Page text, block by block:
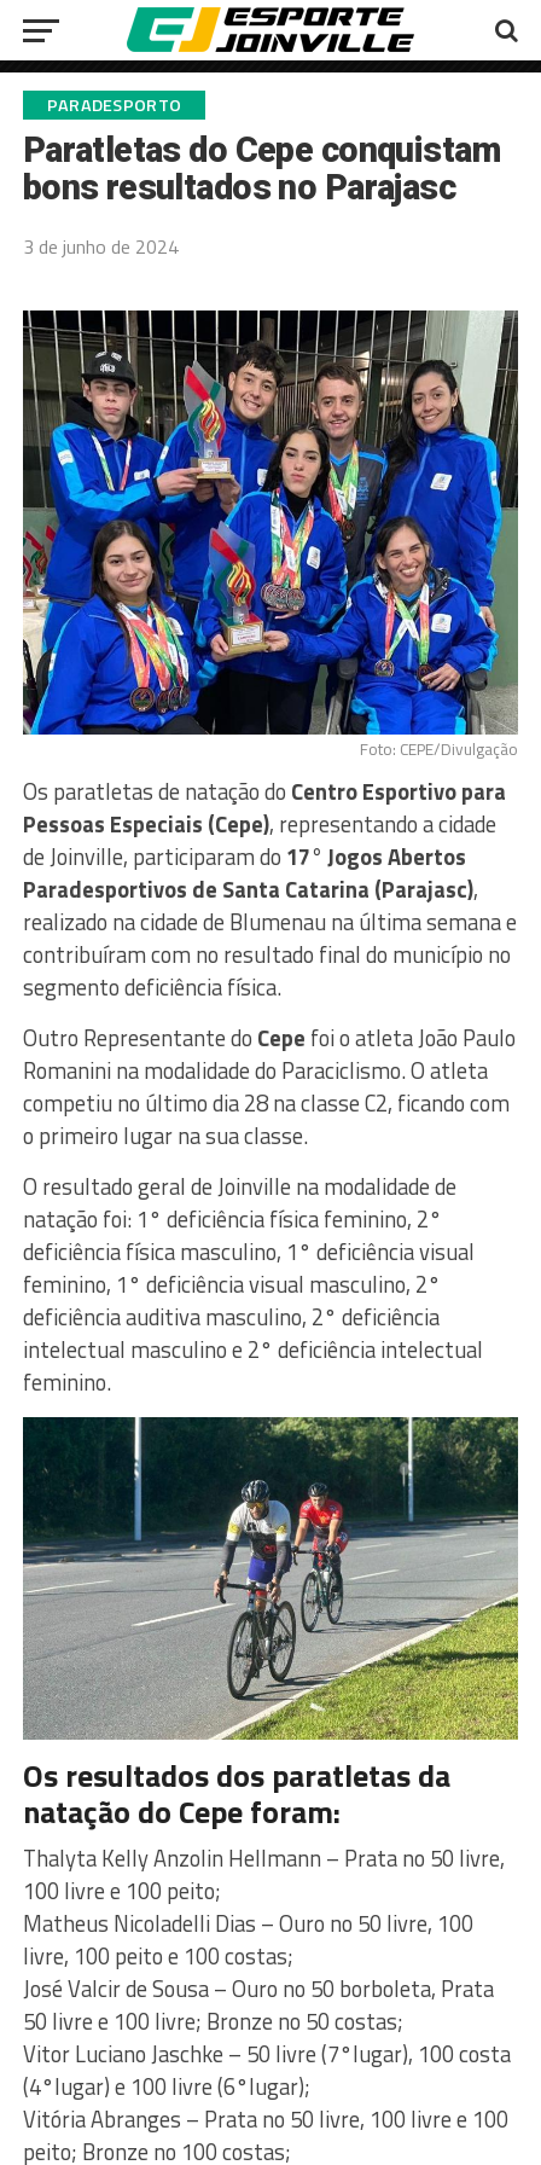
PARADESPORTO
Paratletas do Cepe conquistam
bons resultados no Parajasc
3 de junho de 2024
Foto: CEPE/Divulgação
Os paratletas de natação do Centro Esportivo para
Pessoas Especiais (Cepe), representando a cidade
de Joinville, participaram do 17° Jogos Abertos
Paradesportivos de Santa Catarina (Parajasc),
realizado na cidade de Blumenau na última semana e
contribuíram com no resultado final do município no
segmento deficiência física.
Outro Representante do Cepe foi o atleta João Paulo
Romanini na modalidade do Paraciclismo. O atleta
competiu no último dia 28 na classe C2, ficando com
o primeiro lugar na sua classe.
O resultado geral de Joinville na modalidade de
natação foi: 1° deficiência física feminino, 2°
deficiência física masculino, 1° deficiência visual
feminino, 1° deficiência visual masculino, 2°
deficiência auditiva masculino, 2° deficiência
intelectual masculino e 2° deficiência intelectual
feminino.
Os resultados dos paratletas da
natação do Cepe foram:
Thalyta Kelly Anzolin Hellmann – Prata no 50 livre,
100 livre e 100 peito;
Matheus Nicoladelli Dias – Ouro no 50 livre, 100
livre, 100 peito e 100 costas;
José Valcir de Sousa – Ouro no 50 borboleta, Prata
50 livre e 100 livre; Bronze no 50 costas;
Vitor Luciano Jaschke – 50 livre (7°lugar), 100 costa
(4°lugar) e 100 livre (6°lugar);
Vitória Abranges – Prata no 50 livre, 100 livre e 100
peito; Bronze no 100 costas;